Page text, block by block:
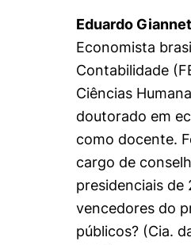
Eduardo
Economista
Contabilidade
Ciências
doutorado em
como docente.
cargo de
presidenciais de
vencedores do
públicos? (Cia.